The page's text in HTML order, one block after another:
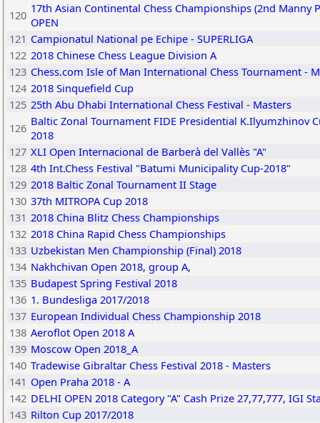
120 17th Asian Continental Chess Championships (2nd Manny
OPEN
121 Campionatul National pe Echipe - SUPERLIGA
122 2018 Chinese Chess League Division A
123 Chess.com Isle of Man International Chess Tournament -
124 2018 Sinquefield Cup
125 25th Abu Dhabi International Chess Festival - Masters
126 Baltic Zonal Tournament FIDE Presidential K.Ilyumzhinov
2018
127 XLI Open Internacional de Barberà del Vallès "A"
128 4th Int.Chess Festival "Batumi Municipality Cup-2018"
129 2018 Baltic Zonal Tournament II Stage
130 37th MITROPA Cup 2018
131 2018 China Blitz Chess Championships
132 2018 China Rapid Chess Championships
133 Uzbekistan Men Championship (Final) 2018
134 Nakhchivan Open 2018, group A,
135 Budapest Spring Festival 2018
136 1. Bundesliga 2017/2018
137 European Individual Chess Championship 2018
138 Aeroflot Open 2018 A
139 Moscow Open 2018_A
140 Tradewise Gibraltar Chess Festival 2018 - Masters
141 Open Praha 2018 - A
142 DELHI OPEN 2018 Category "A" Cash Prize 27,77,777, IGI
143 Rilton Cup 2017/2018